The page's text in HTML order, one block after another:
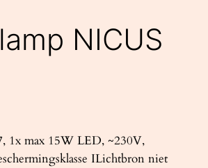
NICUS
1x max 15W LED, ~230V,
ILichtbron niet